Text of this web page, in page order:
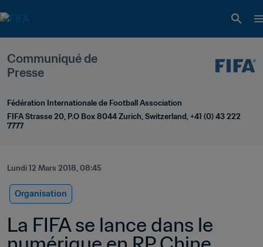
Communiqué de
Presse
Fédération Internationale de Football Association
FIFA Strasse 20, P.O Box 8044 Zurich, Switzerland, +41 (0) 43 222
7777
Lundi 12 Mars 2018, 08:45
Organisation
La FIFA se lance dans le